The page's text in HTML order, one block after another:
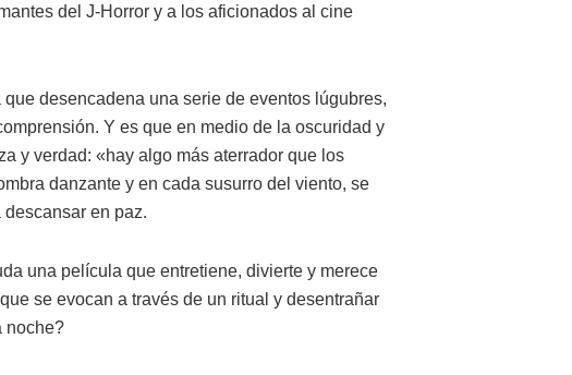
del J-Horror y a los aficionados al cine
desencadena una serie de eventos lúgubres,
Y es que en medio de la oscuridad y
y verdad: «hay algo más aterrador que los
danzante y en cada susurro del viento, se
en paz.
una película que entretiene, divierte y merece
se evocan a través de un ritual y desentrañar
noche?